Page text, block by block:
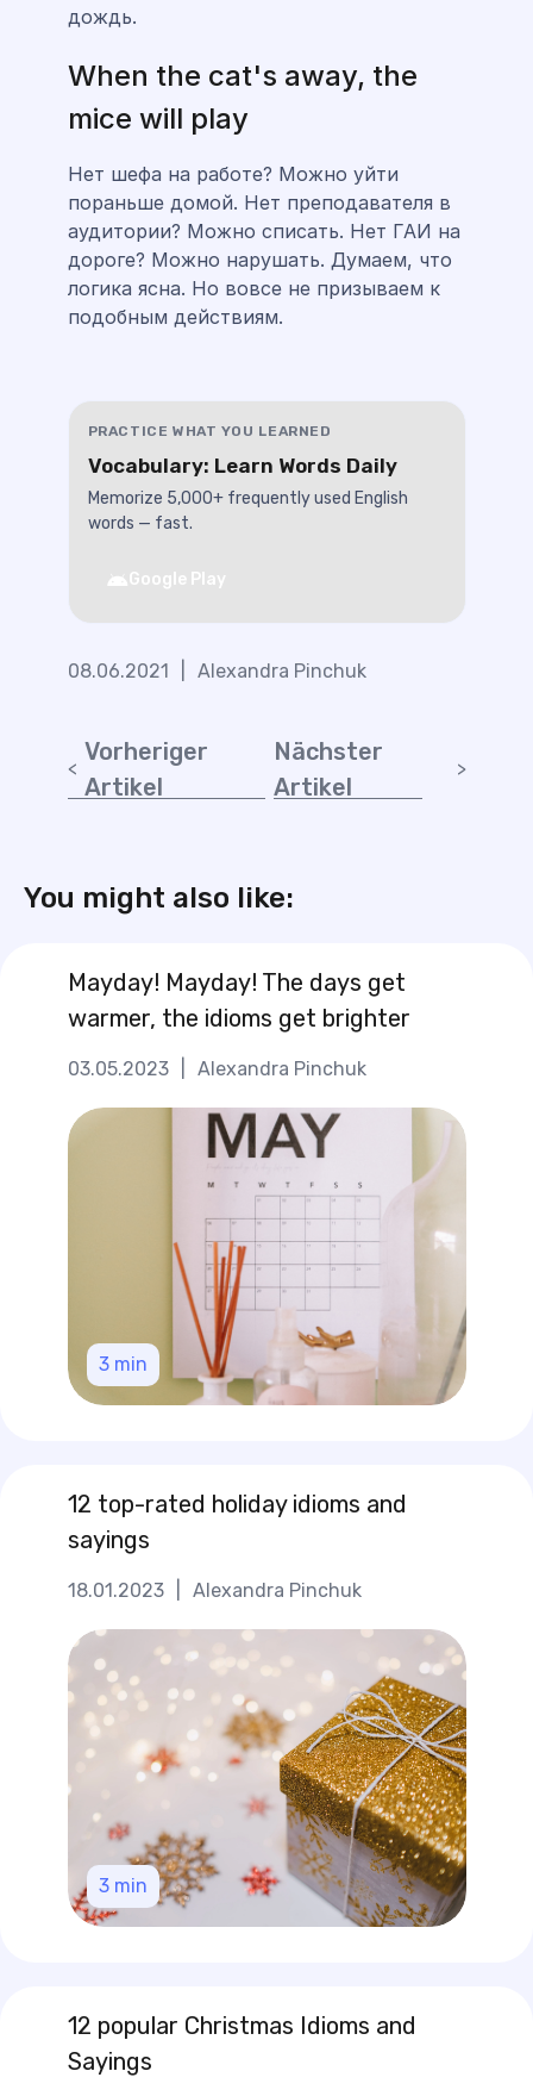
дождь.
When the cat's away, the
mice will play
Нет шефа на работе? Можно уйти
пораньше домой. Нет преподавателя в
аудитории? Можно списать. Нет ГАИ на
дороге? Можно нарушать. Думаем, что
логика ясна. Но вовсе не призываем к
подобным действиям.
PRACTICE WHAT YOU LEARNED
Vocabulary: Learn Words Daily
Memorize 5,000+ frequently used English
words — fast.
Google Play
08.06.2021 Alexandra Pinchuk
Vorheriger
Artikel
Nächster
Artikel
You might also like:
3min
03.05.2023 Alexandra Pinchuk
Mayday! Mayday! The days get
warmer, the idioms get brighter
3min
18.01.2023 Alexandra Pinchuk
12 top-rated holiday idioms and
sayings
12 popular Christmas Idioms and
Sayings